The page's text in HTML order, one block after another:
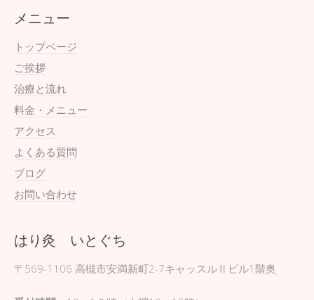
メニュー
トップページ
ご挨拶
治療と流れ
料金・メニュー
アクセス
よくある質問
ブログ
お問い合わせ
はり灸 いとぐち
〒569-1106 高槻市安満新町2-7キャッスルⅡビル1階奥